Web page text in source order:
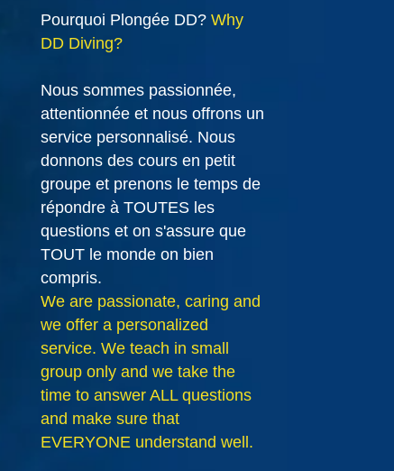
Pourquoi Plongée DD? Why
DD Diving?
Nous sommes passionnée,
attentionnée et nous offrons un
service personnalisé. Nous
donnons des cours en petit
groupe et prenons le temps de
répondre à TOUTES les
questions et on s'assure que
TOUT le monde on bien
compris.
We are passionate, caring and
we offer a personalized
service. We teach in small
group only and we take the
time to answer ALL questions
and make sure that
EVERYONE understand well.